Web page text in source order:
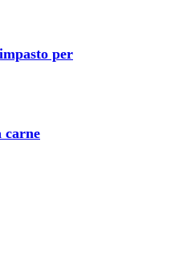
per
carne